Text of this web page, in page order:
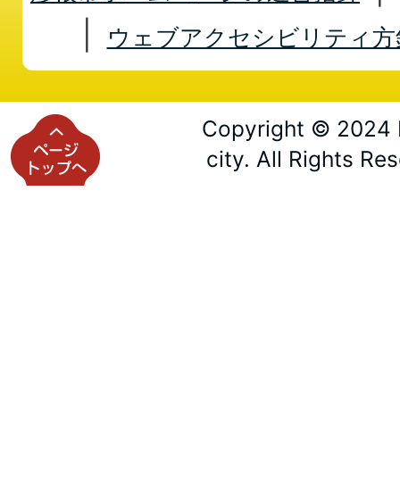
ウェブアクセシビリティ方
Copyright © 2024
city. All Rights